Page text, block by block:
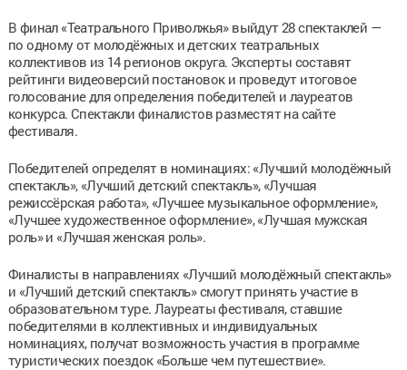
В финал «Театрального Приволжья» выйдут 28 спектаклей —
по одному от молодёжных и детских театральных
коллективов из 14 регионов округа. Эксперты составят
рейтинги видеоверсий постановок и проведут итоговое
голосование для определения победителей и лауреатов
конкурса. Спектакли финалистов разместят на сайте
фестиваля.
Победителей определят в номинациях: «Лучший молодёжный
спектакль», «Лучший детский спектакль», «Лучшая
режиссёрская работа», «Лучшее музыкальное оформление»,
«Лучшее художественное оформление», «Лучшая мужская
роль» и «Лучшая женская роль».
Финалисты в направлениях «Лучший молодёжный спектакль»
и «Лучший детский спектакль» смогут принять участие в
образовательном туре. Лауреаты фестиваля, ставшие
победителями в коллективных и индивидуальных
номинациях, получат возможность участия в программе
туристических поездок «Больше чем путешествие».